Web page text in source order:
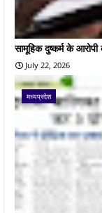
सामूहिक दुष्कर्म के
July 22, 2026
मध्यप्रदेश